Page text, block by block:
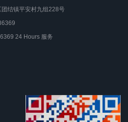
结镇平安村九组228号
24 Hours 服务